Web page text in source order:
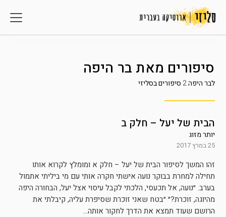
סיפורים מאת בר היפה
לבר היפה2סיפורים בסליזי
הבית של יעל – חלק ב
יותר מזוג
25 במרץ 2017
זהו המשך לסיפור הבית של יעל – חלק א ומומלץ לקרוא אותו
תחילה למחרת בבוקר נועה אישתי חקרה אותי עם מי ביליתי אתמול
בערב. ״נועה, אל תכעסי, הלכתי לקבל עיסוי אצל יעל, הבחורה היפה
מהיוגה, זוכרת?״ ״בטח שאני זוכרת שסיפרת עליה, קיבלתי את
הרושם שעוד תמצא את הדרך לחקור אותה...